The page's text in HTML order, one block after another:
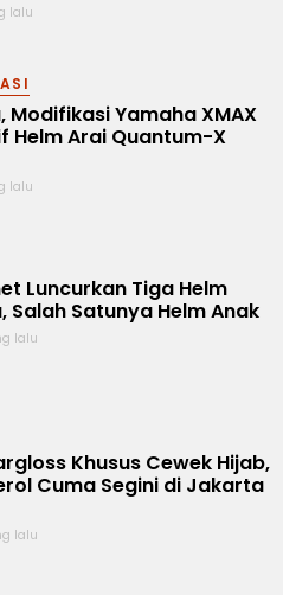
lalu
Modifikasi Yamaha XMAX
Helm Arai Quantum-X
lalu
Luncurkan Tiga Helm
Salah Satunya Helm Anak
lalu
Khusus Cewek Hijab,
Cuma Segini di Jakarta
lalu